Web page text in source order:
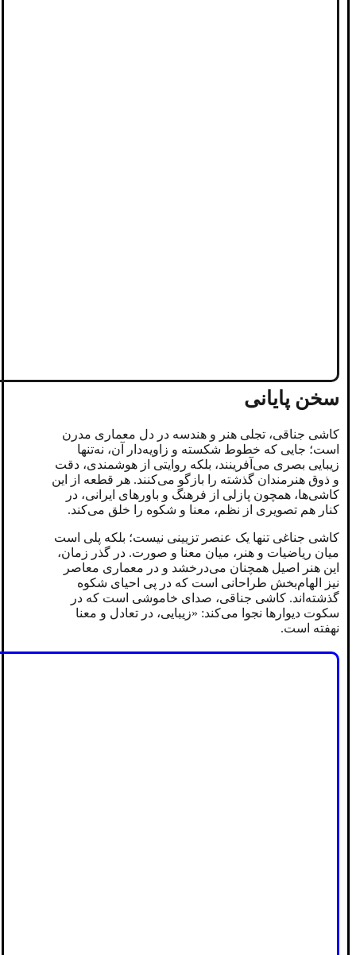
سخن پایانی
کاشی جناقی، تجلی هنر و هندسه در دل معماری مدرن
است؛ جایی که خطوط شکسته و زاویه‌دار آن، نه‌تنها
زیبایی بصری می‌آفرینند، بلکه روایتی از هوشمندی، دقت
و ذوق هنرمندان گذشته را بازگو می‌کنند. هر قطعه از این
کاشی‌ها، همچون پازلی از فرهنگ و باورهای ایرانی، در
کنار هم تصویری از نظم، معنا و شکوه را خلق می‌کند.
کاشی جناغی تنها یک عنصر تزیینی نیست؛ بلکه پلی است
میان ریاضیات و هنر، میان معنا و صورت. در گذر زمان،
این هنر اصیل همچنان می‌درخشد و در معماری معاصر
نیز الهام‌بخش طراحانی است که در پی احیای شکوه
گذشته‌اند. کاشی جناقی، صدای خاموشی است که در
سکوت دیوارها نجوا می‌کند: «زیبایی، در تعادل و معنا
نهفته است.